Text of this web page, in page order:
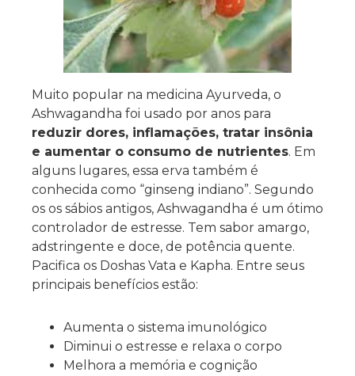
Muito popular na medicina Ayurveda, o
Ashwagandha foi usado por anos para
reduzir dores, inflamações, tratar insônia
e aumentar o consumo de nutrientes. Em
alguns lugares, essa erva também é
conhecida como “ginseng indiano”. Segundo
os os sábios antigos, Ashwagandha é um ótimo
controlador de estresse. Tem sabor amargo,
adstringente e doce, de potência quente.
Pacifica os Doshas Vata e Kapha. Entre seus
principais benefícios estão:
Aumenta o sistema imunológico
Diminui o estresse e relaxa o corpo
Melhora a memória e cognição